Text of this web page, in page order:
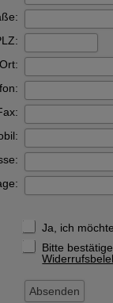
Ort:
Ja, ich
Bitte